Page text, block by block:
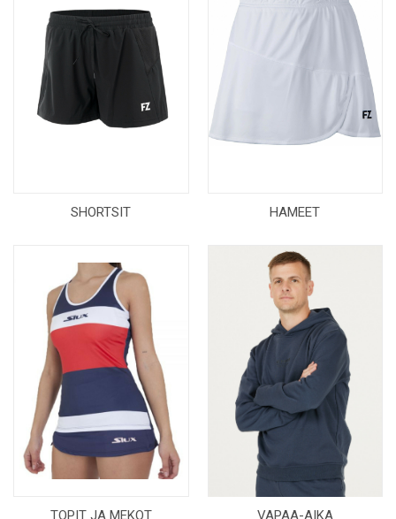
SHORTSIT HAMEET
TOPIT JA MEKOT VAPAA-AIKA